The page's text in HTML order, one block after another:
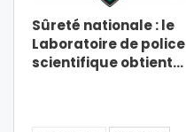
Sûreté nationale : le
Laboratoire de police
scientifique obtient…